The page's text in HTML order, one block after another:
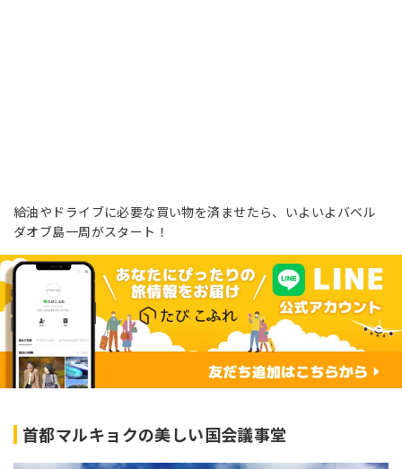
給油やドライブに必要な買い物を済ませたら、いよいよバベル
ダオブ島一周がスタート！
首都マルキョクの美しい国会議事堂